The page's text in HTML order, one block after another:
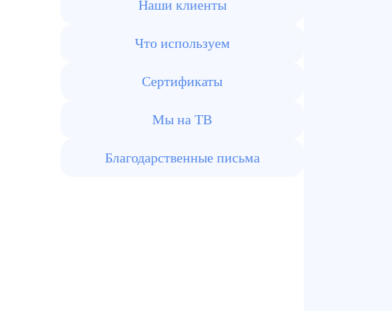
Наши клиенты
Что используем
Сертификаты
Мы на ТВ
Благодарственные письма